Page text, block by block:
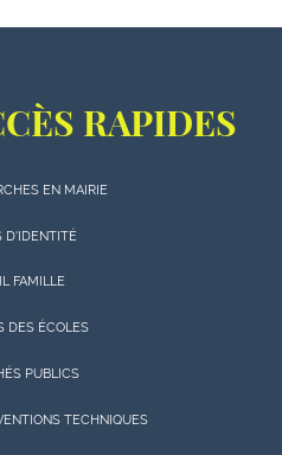
RAPIDES
EN MAIRIE
D'IDENTITÉ
FAMILLE
DES ÉCOLES
PUBLICS
TECHNIQUES